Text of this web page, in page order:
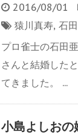
2016/08/01
猿川真寿, 石
プロ雀士の石田
さんと結婚した
てきました。 ...
小島よしお